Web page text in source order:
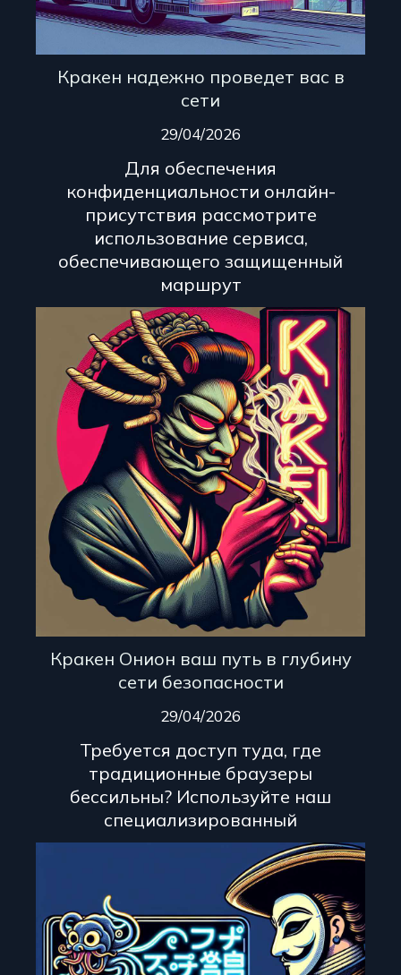
Кракен надежно проведет вас в
сети
29/04/2026
Для обеспечения
конфиденциальности онлайн-
присутствия рассмотрите
использование сервиса,
обеспечивающего защищенный
маршрут
Кракен Онион ваш путь в глубину
сети безопасности
29/04/2026
Требуется доступ туда, где
традиционные браузеры
бессильны? Используйте наш
специализированный